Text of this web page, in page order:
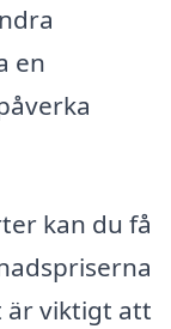
en
kan du få
är viktigt att